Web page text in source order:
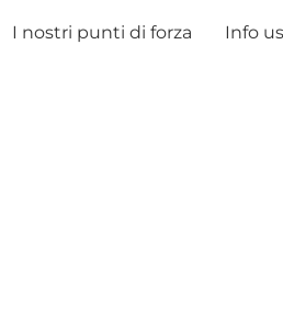
I nostri punti di forza Info